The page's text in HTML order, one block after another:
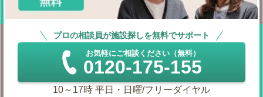
プロの相談員が施設探しを無料でサポート
お気軽にご相談ください（無料）
0120-175-155
10～17時 平日・日曜/フリーダイヤル